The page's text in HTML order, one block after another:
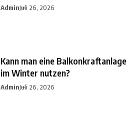
AdminJuli 26, 2026
Kann man eine Balkonkraftanlage
im Winter nutzen?
AdminJuli 26, 2026